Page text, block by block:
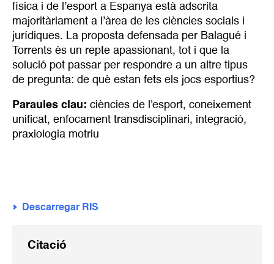
física i de l’esport a Espanya està adscrita
majoritàriament a l’àrea de les ciències socials i
jurídiques. La proposta defensada per Balagué i
Torrents és un repte apassionant, tot i que la
solució pot passar per respondre a un altre tipus
de pregunta: de què estan fets els jocs esportius?
Paraules clau: ciències de l'esport, coneixement
unificat, enfocament transdisciplinari, integració,
praxiologia motriu
Descarregar RIS
Citació